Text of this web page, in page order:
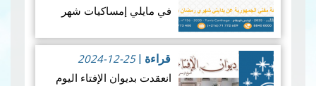
في مايلي إمساكيات شهر
هجري و شملت الإمساكيات
العديد من المدن التونسية
والمناطق المنعزلة جغرافيا.
قراءة |
2024-12-25
انعقدت بديوان الإفتاء اليوم